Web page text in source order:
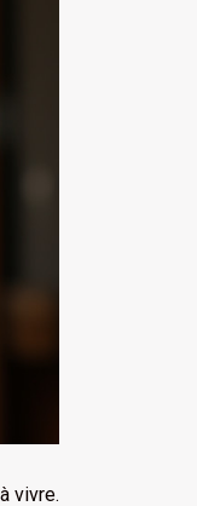
vivre.